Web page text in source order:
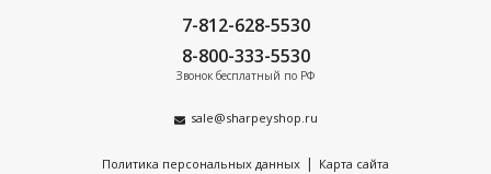
7-812-628-5530
8-800-333-5530
Звонок бесплатный по РФ
sale@sharpeyshop.ru
Политика персональных данных | Карта сайта